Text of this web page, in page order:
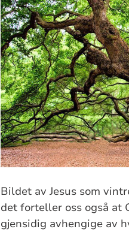
Bildet av Jesus som
det forteller oss også at
gjensidig avhengige av